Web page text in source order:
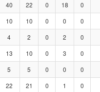
40 22 0 18 0
10 10 0 0 0
4 2 0 2 0
13 10 0 3 0
5 5 0 0 0
22 21 0 1 0